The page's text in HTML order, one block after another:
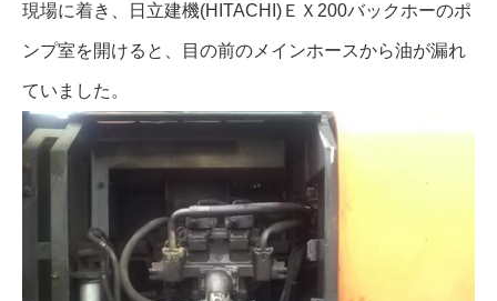
現場に着き、日立建機(HITACHI)ＥＸ200バックホーのポ
ンプ室を開けると、目の前のメインホースから油が漏れ
ていました。